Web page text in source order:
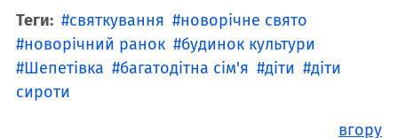
Теги: святкування
новорічне свято
новорічний ранок
будинок культури
Шепетівка
багатодітна сім'я діти
діти
сироти
вгору